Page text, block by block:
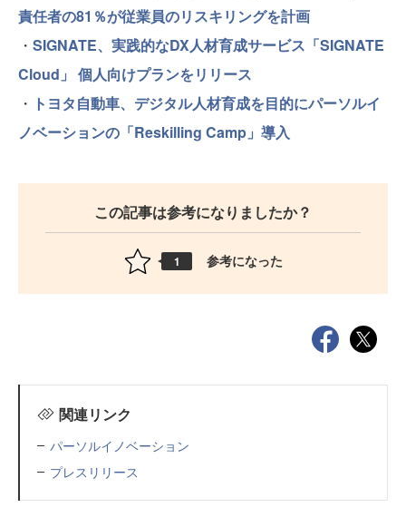
責任者の81％が従業員のリスキリングを計画
・ SIGNATE、実践的なDX人材育成サービス「SIGNATE
Cloud」 個人向けプランをリリース
・ トヨタ自動車、デジタル人材育成を目的にパーソルイ
ノベーションの「Reskilling Camp」導入
この記事は参考になりましたか？
1 参考になった
関連リンク
パーソルイノベーション
プレスリリース